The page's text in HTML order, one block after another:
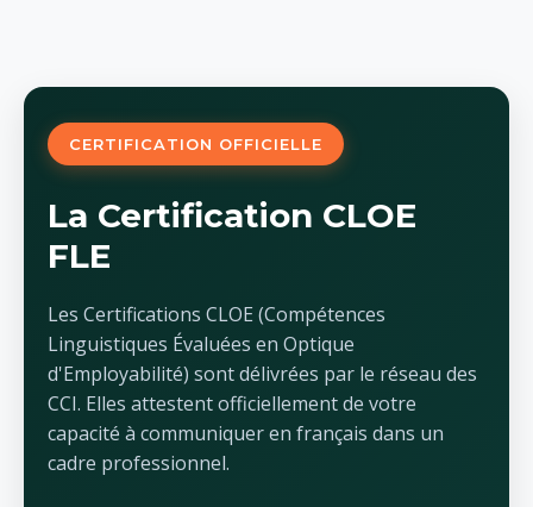
CERTIFICATION OFFICIELLE
La Certification CLOE
FLE
Les Certifications CLOE (Compétences
Linguistiques Évaluées en Optique
d'Employabilité) sont délivrées par le réseau des
CCI. Elles attestent officiellement de votre
capacité à communiquer en français dans un
cadre professionnel.